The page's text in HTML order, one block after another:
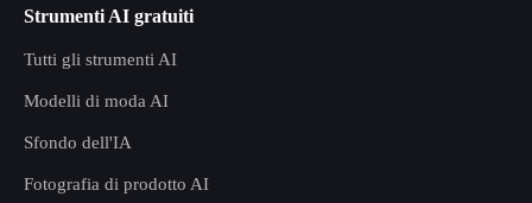
Strumenti AI gratuiti
Tutti gli strumenti AI
Modelli di moda AI
Sfondo dell'IA
Fotografia di prodotto AI